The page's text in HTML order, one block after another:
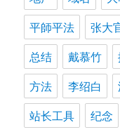
平師平法
张大
总结
戴慕竹
方法
李绍白
站长工具
纪念